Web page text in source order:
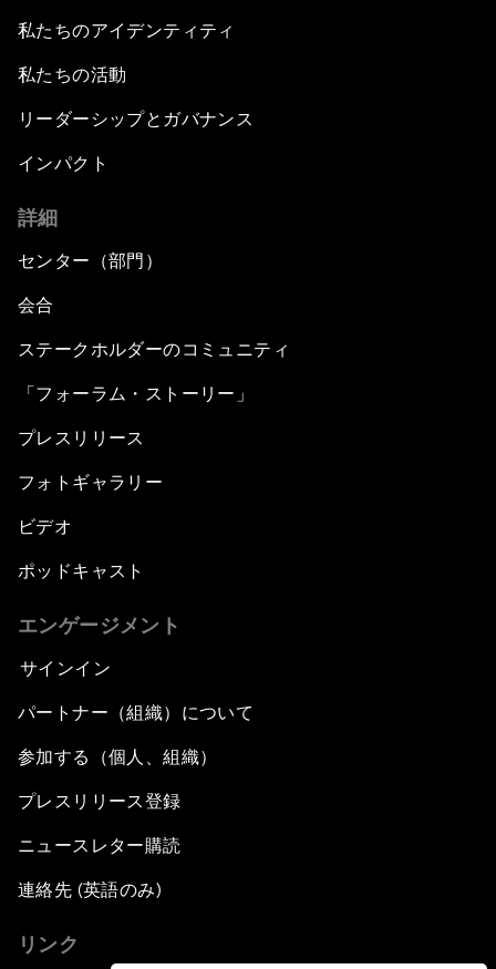
私たちのアイデンティティ
私たちの活動
リーダーシップとガバナンス
インパクト
詳細
センター（部門）
会合
ステークホルダーのコミュニティ
「フォーラム・ストーリー」
プレスリリース
フォトギャラリー
ビデオ
ポッドキャスト
エンゲージメント
サインイン
パートナー（組織）について
参加する（個人、組織）
プレスリリース登録
ニュースレター購読
連絡先 (英語のみ)
リンク